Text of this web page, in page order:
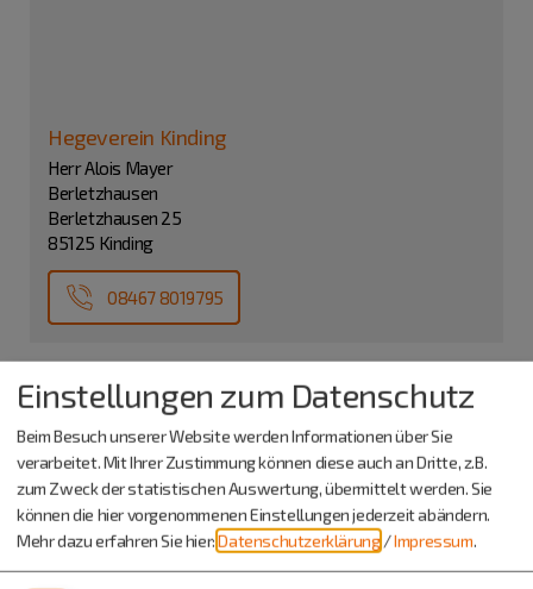
Hegeverein Kinding
Herr Alois Mayer
Berletzhausen
Berletzhausen 25
85125 Kinding
08467 8019795
Einstellungen zum Datenschutz
Beim Besuch unserer Website werden Informationen über Sie
verarbeitet. Mit Ihrer Zustimmung können diese auch an Dritte, z.B.
zum Zweck der statistischen Auswertung, übermittelt werden. Sie
können die hier vorgenommenen Einstellungen jederzeit abändern.
Mehr dazu erfahren Sie hier:Datenschutzerklärung /Impressum.